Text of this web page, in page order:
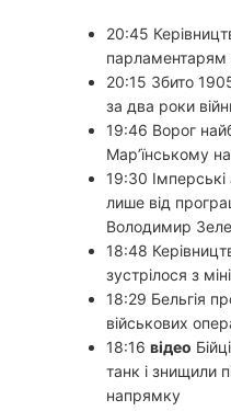
20:45
парламентарям
20:15 Збито
за два роки
19:46 Ворог
Мар’їнському
19:30
лише від
Володимир
18:48
зустрілося з
18:29 Бельгія
військових
18:16 відео
танк і знищили
напрямку